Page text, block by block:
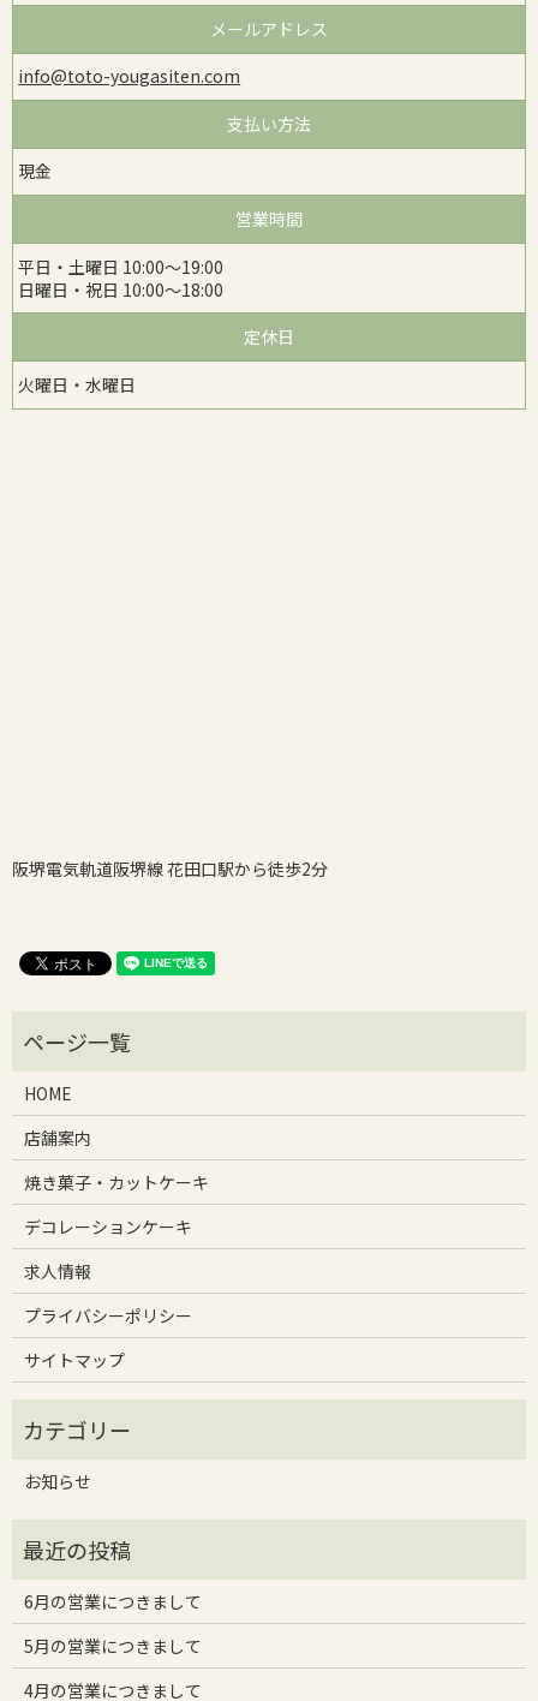
メールアドレス
info@toto-yougasiten.com
支払い方法
現金
営業時間
平日・土曜日 10:00〜19:00
日曜日・祝日 10:00〜18:00
定休日
火曜日・水曜日
阪堺電気軌道阪堺線 花田口駅から徒歩2分
HOME
店舗案内
焼き菓子・カットケーキ
デコレーションケーキ
求人情報
プライバシーポリシー
サイトマップ
お知らせ
6月の営業につきまして
5月の営業につきまして
4月の営業につきまして